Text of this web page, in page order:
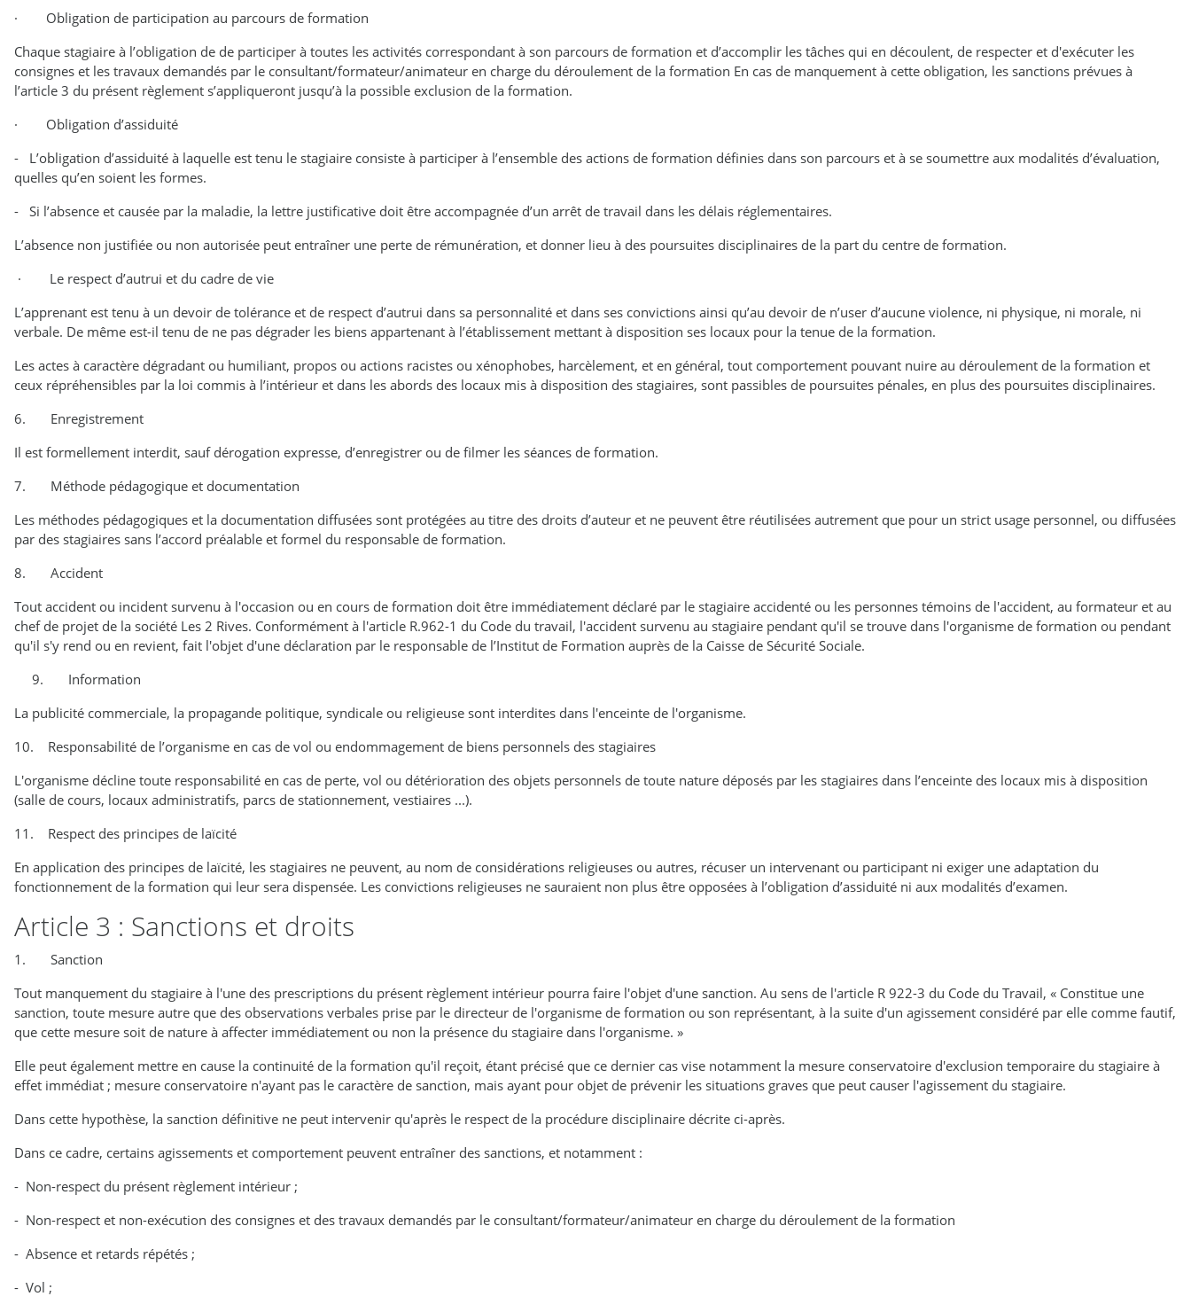
· Obligation de participation au parcours de formation
Chaque stagiaire à l’obligation de de participer à toutes les activités correspondant à son parcours de formation et d’accomplir les tâches qui en découlent, de respecter et d'exécuter les
consignes et les travaux demandés par le consultant/formateur/animateur en charge du déroulement de la formation En cas de manquement à cette obligation, les sanctions prévues à
l’article 3 du présent règlement s’appliqueront jusqu’à la possible exclusion de la formation.
· Obligation d’assiduité
- L’obligation d’assiduité à laquelle est tenu le stagiaire consiste à participer à l’ensemble des actions de formation définies dans son parcours et à se soumettre aux modalités d’évaluation,
quelles qu’en soient les formes.
- Si l’absence et causée par la maladie, la lettre justificative doit être accompagnée d’un arrêt de travail dans les délais réglementaires.
L’absence non justifiée ou non autorisée peut entraîner une perte de rémunération, et donner lieu à des poursuites disciplinaires de la part du centre de formation.
· Le respect d’autrui et du cadre de vie
L’apprenant est tenu à un devoir de tolérance et de respect d’autrui dans sa personnalité et dans ses convictions ainsi qu’au devoir de n’user d’aucune violence, ni physique, ni morale, ni
verbale. De même est-il tenu de ne pas dégrader les biens appartenant à l’établissement mettant à disposition ses locaux pour la tenue de la formation.
Les actes à caractère dégradant ou humiliant, propos ou actions racistes ou xénophobes, harcèlement, et en général, tout comportement pouvant nuire au déroulement de la formation et
ceux répréhensibles par la loi commis à l’intérieur et dans les abords des locaux mis à disposition des stagiaires, sont passibles de poursuites pénales, en plus des poursuites disciplinaires.
6. Enregistrement
Il est formellement interdit, sauf dérogation expresse, d’enregistrer ou de filmer les séances de formation.
7. Méthode pédagogique et documentation
Les méthodes pédagogiques et la documentation diffusées sont protégées au titre des droits d’auteur et ne peuvent être réutilisées autrement que pour un strict usage personnel, ou diffusées
par des stagiaires sans l’accord préalable et formel du responsable de formation.
8. Accident
Tout accident ou incident survenu à l'occasion ou en cours de formation doit être immédiatement déclaré par le stagiaire accidenté ou les personnes témoins de l'accident, au formateur et au
chef de projet de la société Les 2 Rives. Conformément à l'article R.962-1 du Code du travail, l'accident survenu au stagiaire pendant qu'il se trouve dans l'organisme de formation ou pendant
qu'il s'y rend ou en revient, fait l'objet d'une déclaration par le responsable de l’Institut de Formation auprès de la Caisse de Sécurité Sociale.
9. Information
La publicité commerciale, la propagande politique, syndicale ou religieuse sont interdites dans l'enceinte de l'organisme.
10. Responsabilité de l’organisme en cas de vol ou endommagement de biens personnels des stagiaires
L'organisme décline toute responsabilité en cas de perte, vol ou détérioration des objets personnels de toute nature déposés par les stagiaires dans l’enceinte des locaux mis à disposition
(salle de cours, locaux administratifs, parcs de stationnement, vestiaires ...).
11. Respect des principes de laïcité
En application des principes de laïcité, les stagiaires ne peuvent, au nom de considérations religieuses ou autres, récuser un intervenant ou participant ni exiger une adaptation du
fonctionnement de la formation qui leur sera dispensée. Les convictions religieuses ne sauraient non plus être opposées à l’obligation d’assiduité ni aux modalités d’examen.
Article 3 : Sanctions et droits
1. Sanction
Tout manquement du stagiaire à l'une des prescriptions du présent règlement intérieur pourra faire l'objet d'une sanction. Au sens de l'article R 922-3 du Code du Travail, « Constitue une
sanction, toute mesure autre que des observations verbales prise par le directeur de l'organisme de formation ou son représentant, à la suite d'un agissement considéré par elle comme fautif,
que cette mesure soit de nature à affecter immédiatement ou non la présence du stagiaire dans l'organisme. »
Elle peut également mettre en cause la continuité de la formation qu'il reçoit, étant précisé que ce dernier cas vise notamment la mesure conservatoire d'exclusion temporaire du stagiaire à
effet immédiat ; mesure conservatoire n'ayant pas le caractère de sanction, mais ayant pour objet de prévenir les situations graves que peut causer l'agissement du stagiaire.
Dans cette hypothèse, la sanction définitive ne peut intervenir qu'après le respect de la procédure disciplinaire décrite ci-après.
Dans ce cadre, certains agissements et comportement peuvent entraîner des sanctions, et notamment :
- Non-respect du présent règlement intérieur ;
- Non-respect et non-exécution des consignes et des travaux demandés par le consultant/formateur/animateur en charge du déroulement de la formation
- Absence et retards répétés ;
- Vol ;